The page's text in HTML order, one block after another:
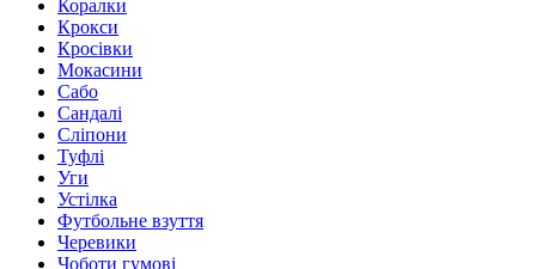
Коралки
Крокси
Кросівки
Мокасини
Сабо
Сандалі
Сліпони
Туфлі
Уги
Устілка
Футбольне взуття
Черевики
Чоботи гумові